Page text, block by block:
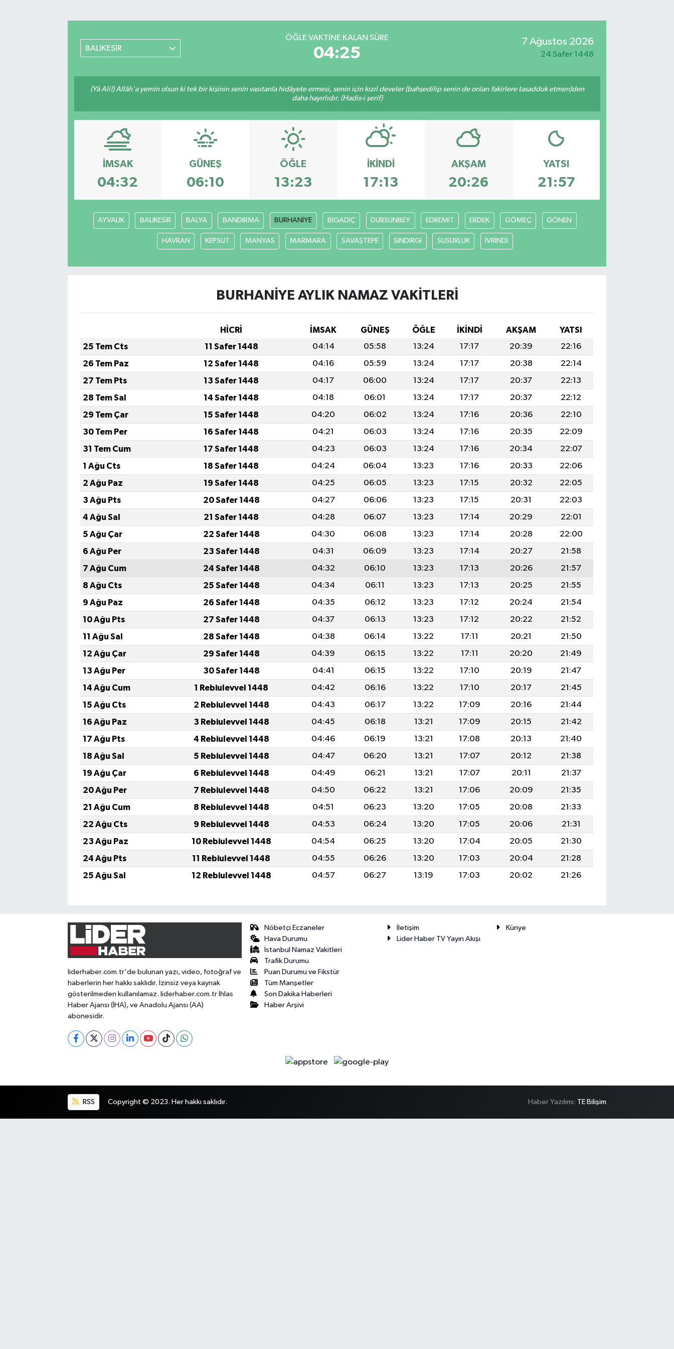
BALIKESİR
ÖĞLE VAKTINE KALAN SÜRE
04:25
7 Ağustos 2026
24 Safer 1448
(Yâ Ali!) Allâh'a yemin olsun ki tek bir kişinin senin vasıtanla hidâyete ermesi, senin için kızıl develer (bahşedilip senin de onları fakirlere tasadduk etmen)den
daha hayırlıdır. (Hadis-i şerif)
İMSAK
04:32
GÜNEŞ
06:10
ÖĞLE
13:23
İKINDI
17:13
AKŞAM
20:26
YATSI
21:57
AYVALIK BALIKESİR BALYA BANDIRMA BURHANİYE BİGADİÇ DURSUNBEY EDREMİT ERDEK GÖMEÇ GÖNEN
HAVRAN KEPSUT MANYAS MARMARA SAVAŞTEPE SINDIRGI SUSURLUK İVRİNDİ
BURHANİYE AYLIK NAMAZ VAKITLERI
HİCRİ İMSAK GÜNEŞ ÖĞLE İKINDI AKŞAM
YATSI
25 Tem Cts
11 Safer 1448 04:14 05:58 13:24 17:17 20:39
22:16
26 Tem Paz
12 Safer 1448 04:16 05:59 13:24 17:17 20:38
22:14
27 Tem Pts
13 Safer 1448 04:17 06:00 13:24 17:17 20:37
22:13
28 Tem Sal
14 Safer 1448 04:18 06:01 13:24 17:17 20:37
22:12
29 Tem Çar
15 Safer 1448 04:20 06:02 13:24 17:16 20:36
22:10
30 Tem Per
16 Safer 1448 04:21 06:03 13:24 17:16 20:35
22:09
31 Tem Cum
17 Safer 1448 04:23 06:03 13:24 17:16 20:34
22:07
1 Ağu Cts
18 Safer 1448 04:24 06:04 13:23 17:16 20:33
22:06
2 Ağu Paz
19 Safer 1448 04:25 06:05 13:23 17:15 20:32
22:05
3 Ağu Pts
20 Safer 1448 04:27 06:06 13:23 17:15 20:31
22:03
4 Ağu Sal
21 Safer 1448 04:28 06:07 13:23 17:14 20:29
22:01
5 Ağu Çar
22 Safer 1448 04:30 06:08 13:23 17:14 20:28
22:00
6 Ağu Per
23 Safer 1448 04:31 06:09 13:23 17:14 20:27
21:58
7 Ağu Cum
24 Safer 1448 04:32 06:10 13:23 17:13 20:26
21:57
8 Ağu Cts
25 Safer 1448 04:34 06:11 13:23 17:13 20:25
21:55
9 Ağu Paz
26 Safer 1448 04:35 06:12 13:23 17:12 20:24
21:54
10 Ağu Pts
27 Safer 1448 04:37 06:13 13:23 17:12 20:22
21:52
11 Ağu Sal
28 Safer 1448 04:38 06:14 13:22 17:11 20:21
21:50
12 Ağu Çar
29 Safer 1448 04:39 06:15 13:22 17:11 20:20
21:49
13 Ağu Per
30 Safer 1448 04:41 06:15 13:22 17:10 20:19
21:47
14 Ağu Cum
1 Rebiulevvel 1448 04:42 06:16 13:22 17:10 20:17
21:45
15 Ağu Cts
2 Rebiulevvel 1448 04:43 06:17 13:22 17:09 20:16
21:44
16 Ağu Paz
3 Rebiulevvel 1448 04:45 06:18 13:21 17:09 20:15
21:42
17 Ağu Pts
4 Rebiulevvel 1448 04:46 06:19 13:21 17:08 20:13
21:40
18 Ağu Sal
5 Rebiulevvel 1448 04:47 06:20 13:21 17:07 20:12
21:38
19 Ağu Çar
6 Rebiulevvel 1448 04:49 06:21 13:21 17:07 20:11
21:37
20 Ağu Per
7 Rebiulevvel 1448 04:50 06:22 13:21 17:06 20:09
21:35
21 Ağu Cum
8 Rebiulevvel 1448 04:51 06:23 13:20 17:05 20:08
21:33
22 Ağu Cts
9 Rebiulevvel 1448 04:53 06:24 13:20 17:05 20:06
21:31
23 Ağu Paz
10 Rebiulevvel 1448 04:54 06:25 13:20 17:04 20:05
21:30
24 Ağu Pts
11 Rebiulevvel 1448 04:55 06:26 13:20 17:03 20:04
21:28
25 Ağu Sal
12 Rebiulevvel 1448 04:57 06:27 13:19 17:03 20:02 21:26
liderhaber.com.tr'de bulunan yazı, video, fotoğraf ve
haberlerin her hakkı saklıdır. İzinsiz veya kaynak
gösterilmeden kullanılamaz. liderhaber.com.tr İhlas
Haber Ajansı (İHA), ve Anadolu Ajansı (AA)
abonesidir.
Nöbetçi Eczaneler
Hava Durumu
İstanbul Namaz Vakitleri
Trafik Durumu
Puan Durumu ve Fikstür
Tüm Manşetler
Son Dakika Haberleri
Haber Arşivi
İletişim
Künye
Lider Haber TV Yayın Akışı
RSS Copyright © 2023. Her hakkı saklıdır. Haber Yazılımı: TE Bilişim